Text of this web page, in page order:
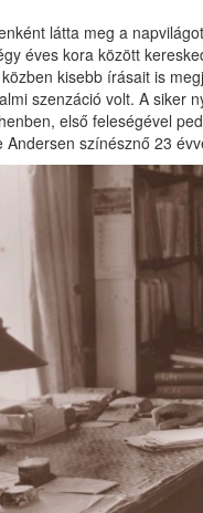
látta meg a
éves kora között
kisebb írásait is
szenzáció volt. A
első feleségével
színésznő 23